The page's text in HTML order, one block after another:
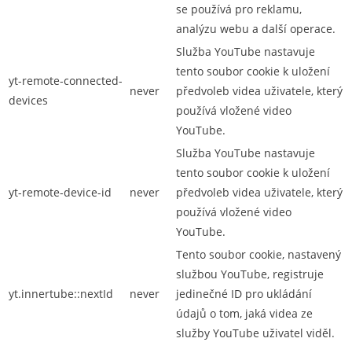
se používá pro reklamu,
analýzu webu a další operace.
yt-remote-connected-
devices
never
Služba YouTube nastavuje
tento soubor cookie k uložení
předvoleb videa uživatele, který
používá vložené video
YouTube.
yt-remote-device-id never
Služba YouTube nastavuje
tento soubor cookie k uložení
předvoleb videa uživatele, který
používá vložené video
YouTube.
yt.innertube::nextId never
Tento soubor cookie, nastavený
službou YouTube, registruje
jedinečné ID pro ukládání
údajů o tom, jaká videa ze
služby YouTube uživatel viděl.